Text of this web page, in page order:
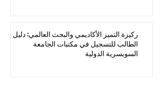
ركيزة التميز الأكاديمي والبحث العالمي: دليل